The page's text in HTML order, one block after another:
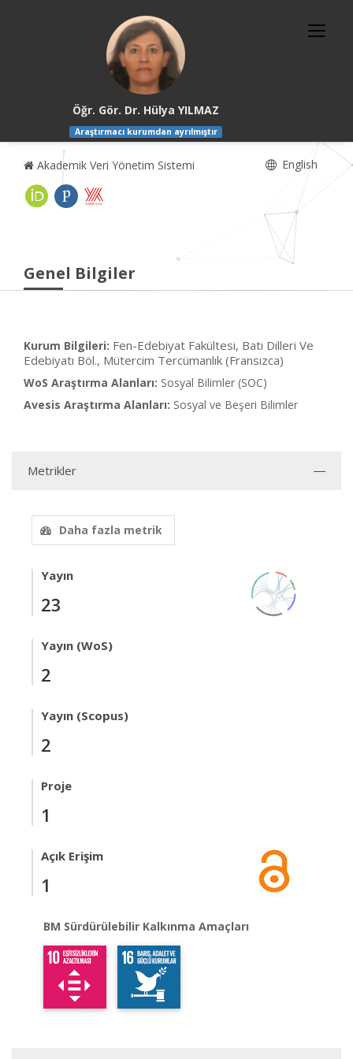
Öğr. Gör. Dr. Hülya YILMAZ
Araştırmacı kurumdan ayrılmıştır
Akademik Veri Yönetim Sistemi English
Genel Bilgiler
Kurum Bilgileri: Fen-Edebiyat Fakültesi, Batı Dilleri Ve
Edebiyatı Böl., Mütercim Tercümanlık (Fransızca)
WoS Araştırma Alanları: Sosyal Bilimler (SOC)
Avesis Araştırma Alanları: Sosyal ve Beşeri Bilimler
Metrikler
Daha fazla metrik
Yayın
23
Yayın (WoS)
2
Yayın (Scopus)
2
Proje
1
Açık Erişim
1
BM Sürdürülebilir Kalkınma Amaçları